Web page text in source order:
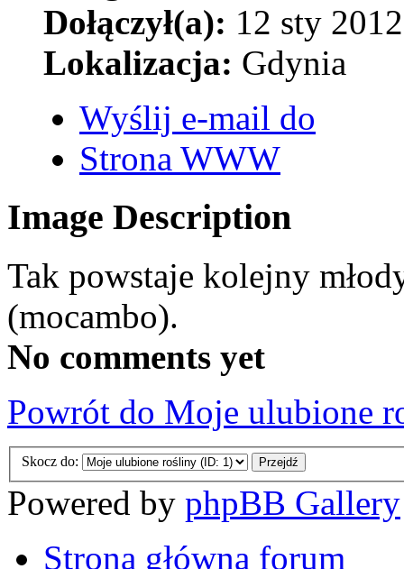
Dołączył(a): 12 sty
Lokalizacja: Gdynia
Wyślij e-mail do
Strona WWW
Image Description
Tak powstaje kolejny
(mocambo).
No comments yet
Powrót do Moje ulubione
Skocz do:
Powered by phpBB Gallery
Strona główna forum